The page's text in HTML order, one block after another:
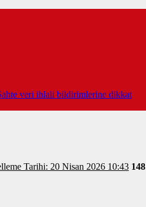
veri ihlali bildirimlerine dikkat
Tarihi: 20 Nisan 2026 10:43 148